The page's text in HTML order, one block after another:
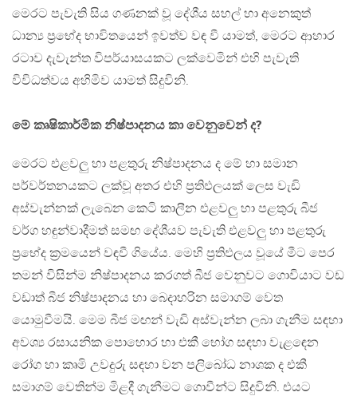
මෙරට පැවැති සිය ගණනක් වූ දේශීය සහල් හා අනෙකුත්
ධාන්‍ය ප්‍රභේද භාවිතයෙන් ඉවත්ව වඳ වී යාමත්, මෙරට ආහාර
රටාව දැවැන්ත විපර්යාසයකට ලක්වෙමින් එහි පැවැති
විවිධත්වය අහිමිව යාමත් සිදුවිනි.
මේ කෘෂිකාර්මික නිෂ්පාදනය කා වෙනුවෙන් ද?
මෙරට එළවලු හා පළතුරු නිෂ්පාදනය ද මේ හා සමාන
පර්වර්තනයකට ලක්වූ අතර එහි ප්‍රතිඵලයක් ලෙස වැඩි
අස්වැන්නක් ලැබෙන කෙටි කාලීන එළවලු හා පළතුරු බීජ
වර්ග හඳුන්වාදීමත් සමඟ දේශීයව පැවැති එළවලු හා පළතුරු
ප්‍රභේද ක්‍රමයෙන් වඳවී ගියේය. මෙහි ප්‍රතිඵලය වූයේ මීට පෙර
තමන් විසින්ම නිෂ්පාදනය කරගත් බීජ වෙනුවට ගොවියාට වඩ
වඩාත් බීජ නිෂ්පාදනය හා බෙදාහරින සමාගම් වෙත
යොමුවීමයි. මෙම බීජ මඟන් වැඩි අස්වැන්න ලබා ගැනීම සඳහා
අවශ්‍ය රසායනික පොහොර හා එකී භෝග සඳහා වැළ‍‍ඳෙන
රෝග හා කෘමි උවදුරු සඳහා වන පලිබෝධ නාශක ද එකී
සමාගම් වෙතින්ම මිළදී ගැනීමට ගොවීන්ට සිදුවිනි. එයට